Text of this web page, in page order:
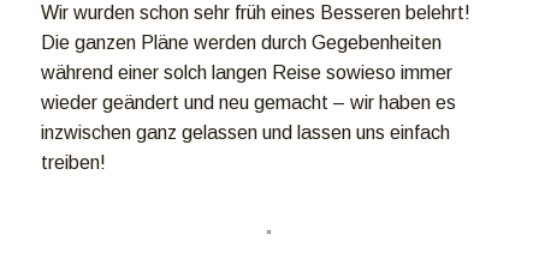
Wir wurden schon sehr früh eines Besseren belehrt!
Die ganzen Pläne werden durch Gegebenheiten
während einer solch langen Reise sowieso immer
wieder geändert und neu gemacht – wir haben es
inzwischen ganz gelassen und lassen uns einfach
treiben!